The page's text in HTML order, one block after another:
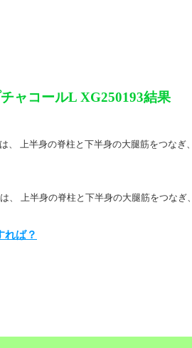
ャコールL XG250193結果
、 上半身の脊柱と下半身の大腿筋をつなぎ、
、 上半身の脊柱と下半身の大腿筋をつなぎ、
れば？